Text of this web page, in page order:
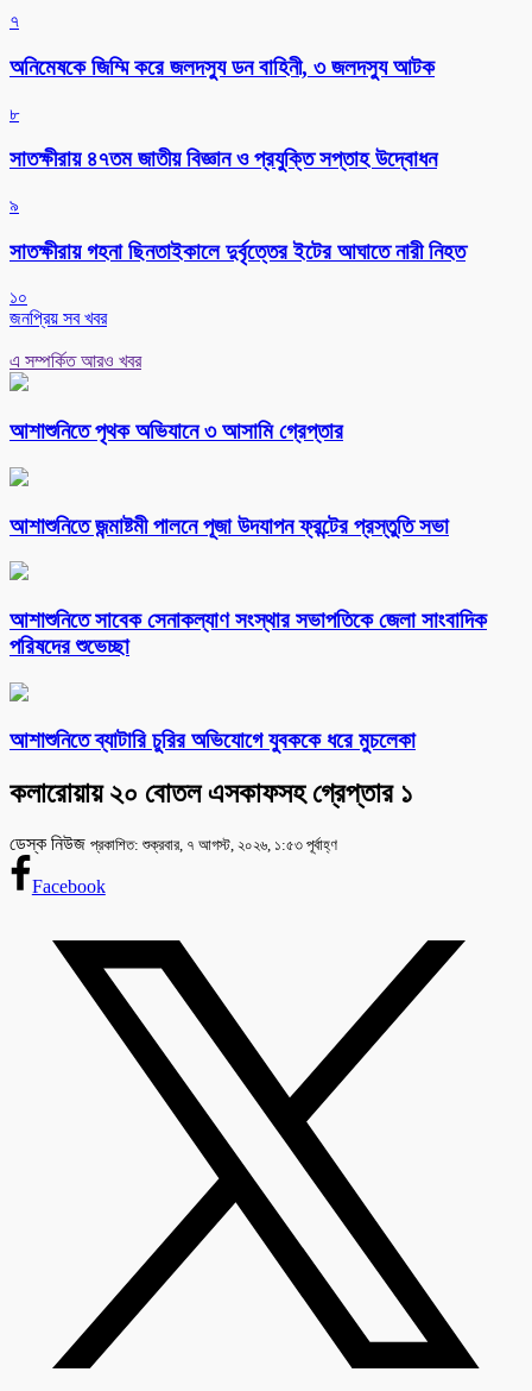
৭
অনিমেষকে জিম্মি করে জলদস্যু ডন বাহিনী, ৩ জলদস্যু আটক
৮
সাতক্ষীরায় ৪৭তম জাতীয় বিজ্ঞান ও প্রযুক্তি সপ্তাহ উদ্বোধন
৯
সাতক্ষীরায় গহনা ছিনতাইকালে দুর্বৃত্তের ইটের আঘাতে নারী নিহত
১০
জনপ্রিয় সব খবর
এ সম্পর্কিত আরও খবর
আশাশুনিতে পৃথক অভিযানে ৩ আসামি গ্রেপ্তার
আশাশুনিতে জন্মাষ্টমী পালনে পূজা উদযাপন ফ্রন্টের প্রস্তুতি সভা
আশাশুনিতে সাবেক সেনাকল্যাণ সংস্থার সভাপতিকে জেলা সাংবাদিক
পরিষদের শুভেচ্ছা
আশাশুনিতে ব্যাটারি চুরির অভিযোগে যুবককে ধরে মুচলেকা
কলারোয়ায় ২০ বোতল এসকাফসহ গ্রেপ্তার ১
ডেস্ক নিউজ প্রকাশিত: শুক্রবার, ৭ আগস্ট, ২০২৬, ১:৫৩ পূর্বাহ্ণ
Facebook